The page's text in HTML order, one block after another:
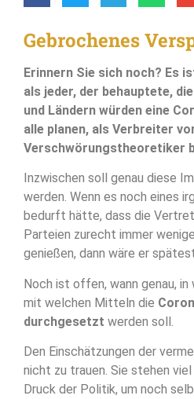
Gebrochenes
Erinnern Sie sich noch? Es
als jeder, der behauptete,
und Ländern würden eine
alle planen, als Verbreiter
Verschwörungstheoretiker
Inzwischen soll genau diese
werden. Wenn es noch eines
bedurft hätte, dass die
Parteien zurecht immer
genießen, dann wäre er
Noch ist offen, wann genau, in
mit welchen Mitteln die
durchgesetzt werden soll.
Den Einschätzungen der
nicht zu trauen. Sie stehen
Druck der Politik, um noch